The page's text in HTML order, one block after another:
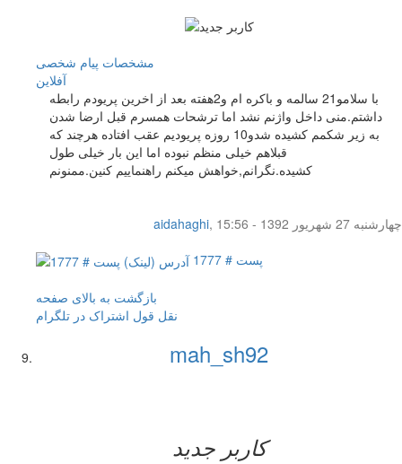
مشخصات پیام شخصی
آفلاين
با سلامو21 سالمه و باکره ام و2هفته بعد از اخرین پریودم رابطه
داشتم.منی داخل واژنم نشد اما ترشحات همسرم قبل ارضا شدن
به زیر شکمم کشیده شدو10 روزه پریودیم عقب افتاده هرچند که
قبلاهم خیلی منظم نبوده اما این بار خیلی طول
کشیده.نگرانم,خواهش میکنم راهنماییم کنین.ممنونم
aidahaghi,
چهار‌شنبه 27 شهریور 1392 - 15:56
پست # 1777
بازگشت به بالای صفحه
نقل قول اشتراک در تلگرام
mah_sh92
کاربر جدید